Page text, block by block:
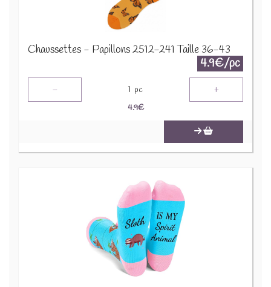
Chaussettes - Papillons 2512-241 Taille 36-43
4.9€/pc
- 1 pc +
4.9€